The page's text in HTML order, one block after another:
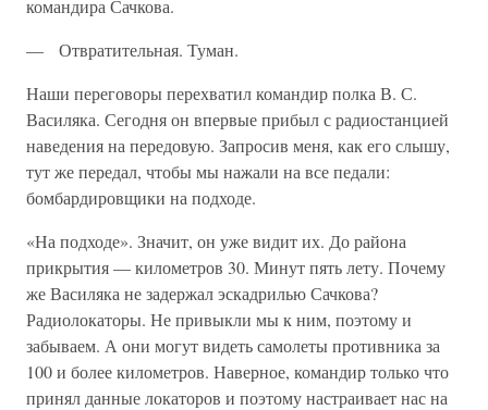
командира Сачкова.
— Отвратительная. Туман.
Наши переговоры перехватил командир полка В. С.
Василяка. Се­годня он впервые прибыл с радиостанцией
наведения на передовую. Запросив меня, как его слышу,
тут же передал, чтобы мы нажали на все педали:
бомбардировщики на подходе.
«На подходе». Значит, он уже видит их. До района
прикрытия — километров 30. Минут пять лету. Почему
же Василяка не задержал эскадрилью Сачкова?
Радиолокаторы. Не привыкли мы к ним, поэто­му и
забываем. А они могут видеть самолеты противника за
100 и более километров. Наверное, командир только что
принял дан­ные локаторов и поэтому настраивает нас на